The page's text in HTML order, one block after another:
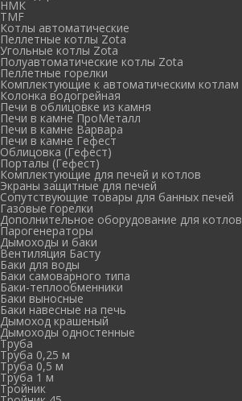
НМК
TMF
Котлы автоматические
Пеллетные котлы Zota
Угольные котлы Zota
Полуавтоматические котлы Zota
Пеллетные горелки
Комплектующие к автоматическим котлам
Колонка водогрейная
Печи в облицовке из камня
Печи в камне ПроМеталл
Печи в камне Варвара
Печи в камне Гефест
Облицовка (Гефест)
Порталы (Гефест)
Комплектующие для печей и котлов
Экраны защитные для печей
Сопутствующие товары для банных печей
Газовые горелки
Дополнительное оборудование для котлов
Парогенераторы
Дымоходы и баки
Вентиляция Басту
Баки для воды
Баки самоварного типа
Баки-теплообменники
Баки выносные
Баки навесные на печь
Дымоход крашеный
Дымоходы одностенные
Труба
Труба 0,25 м
Труба 0,5 м
Труба 1 м
Тройник